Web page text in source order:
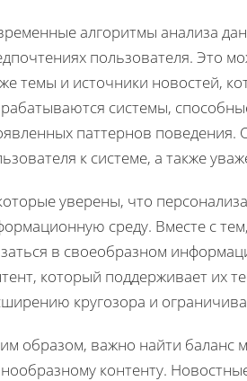
алгоритмы анализа
пользователя. Это
темы и источники новостей,
системы,
паттернов
к системе, а также
уверены, что
среду. Вместе с
в своеобразном
который поддерживает их
кругозора и
образом, важно найти баланс
контенту.